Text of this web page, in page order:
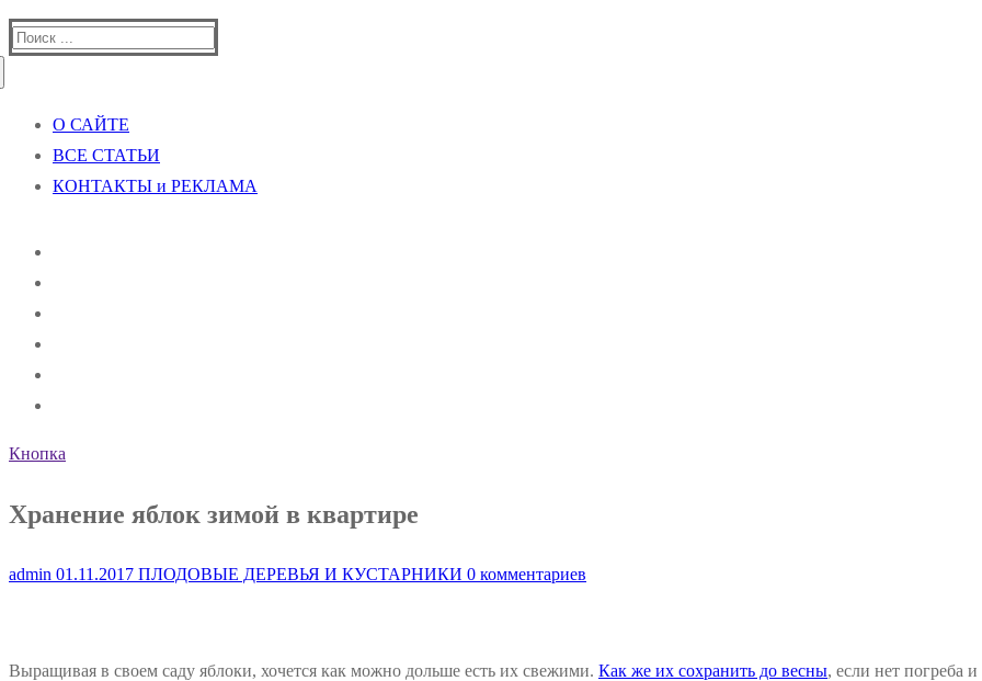
Найти:
О САЙТЕ
ВСЕ СТАТЬИ
КОНТАКТЫ и РЕКЛАМА
Кнопка
Хранение яблок зимой в квартире
admin 01.11.2017 ПЛОДОВЫЕ ДЕРЕВЬЯ И КУСТАРНИКИ 0 комментариев
Выращивая в своем саду яблоки, хочется как можно дольше есть их свежими. Как же их сохранить до весны, если нет погреба